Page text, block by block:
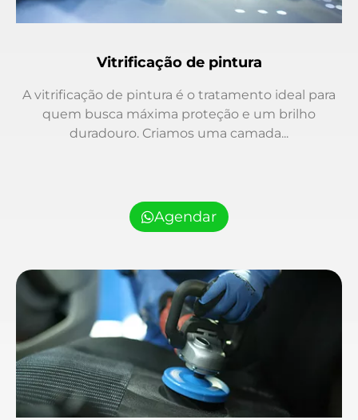
Vitrificação de pintura
A vitrificação de pintura é o tratamento ideal para
quem busca máxima proteção e um brilho
duradouro. Criamos uma camada...
Agendar